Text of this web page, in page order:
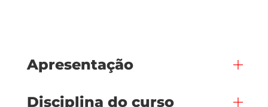
Apresentação
Disciplina do curso